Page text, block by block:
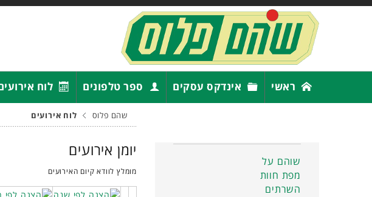
ראשי אינדקס עסקים ספר טלפונים לוח
שהם פלוס לוח אירועים
יומן אירועים
מומלץ לוודא קיום האירועים
שוהם על
מפת חוות
השרתים